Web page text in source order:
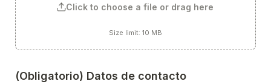
Click to choose a file or drag here
Size limit: 10 MB
(Obligatorio) Datos de contacto